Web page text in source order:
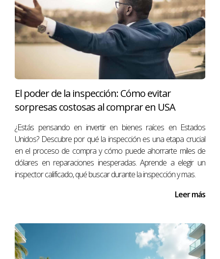
opciones disponibles y contar con la asesoría de
un
agente inmobiliario experimentado, puedes
encontrar la solución de financiamiento ideal para
tus necesidades y hacer realidad tu sueño de
Si tienes alguna pregunta o necesitas más
información sobre el financiamiento para
contactarme. Estoy aquí para ayudarte en
cada paso del camino.
Recuerda que también puedes encontrar
Preguntas Frecuentes Inversionista
Propiedades".
¡Te deseo mucho éxito en tu
inversión
El poder de la inspección: Cómo evitar
sorpresas costosas al comprar en USA
¿Estás pensando en invertir en bienes raíces en Estados
Unidos? Descubre por qué la inspección es una etapa crucial
en el proceso de compra y cómo puede ahorrarte miles de
dólares en reparaciones inesperadas. Aprende a elegir un
inspector calificado, qué buscar durante la inspección y mas.
Leer más